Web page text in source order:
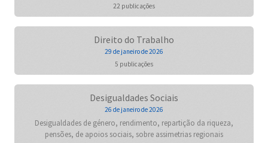
22 publicações
Direito do Trabalho
29 de janeiro de 2026
5 publicações
Desigualdades Sociais
26 de janeiro de 2026
Desigualdades de género, rendimento, repartição da riqueza,
pensões, de apoios sociais, sobre assimetrias regionais